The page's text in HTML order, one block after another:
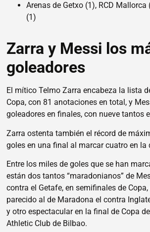
Arenas de Getxo (1), RCD Mallorca
(1)
Zarra y Messi los
goleadores
El mítico Telmo Zarra encabeza la lista
Copa, con 81 anotaciones en total, y
goleadores en finales, con nueve tantos
Zarra ostenta también el récord de
goles en una final al marcar cuatro en la
Entre los miles de goles que se han
están dos tantos “maradonianos” de
contra el Getafe, en semifinales de
parecido al de Maradona el contra
y otro espectacular en la final de Copa
Athletic Club de Bilbao.